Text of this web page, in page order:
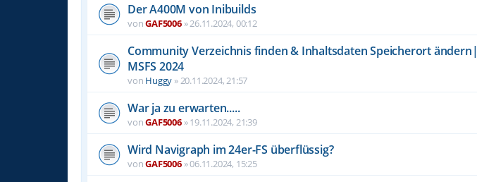
Der A400M von Inibuilds
vonGAF5006»26.11.2024, 00:12
Community Verzeichnis finden & Inhaltsdaten Speicherort ändern|
MSFS 2024
von Huggy »20.11.2024, 21:57
War ja zu erwarten.....
vonGAF5006»19.11.2024, 21:39
Wird Navigraph im 24er-FS überflüssig?
vonGAF5006»06.11.2024, 15:25